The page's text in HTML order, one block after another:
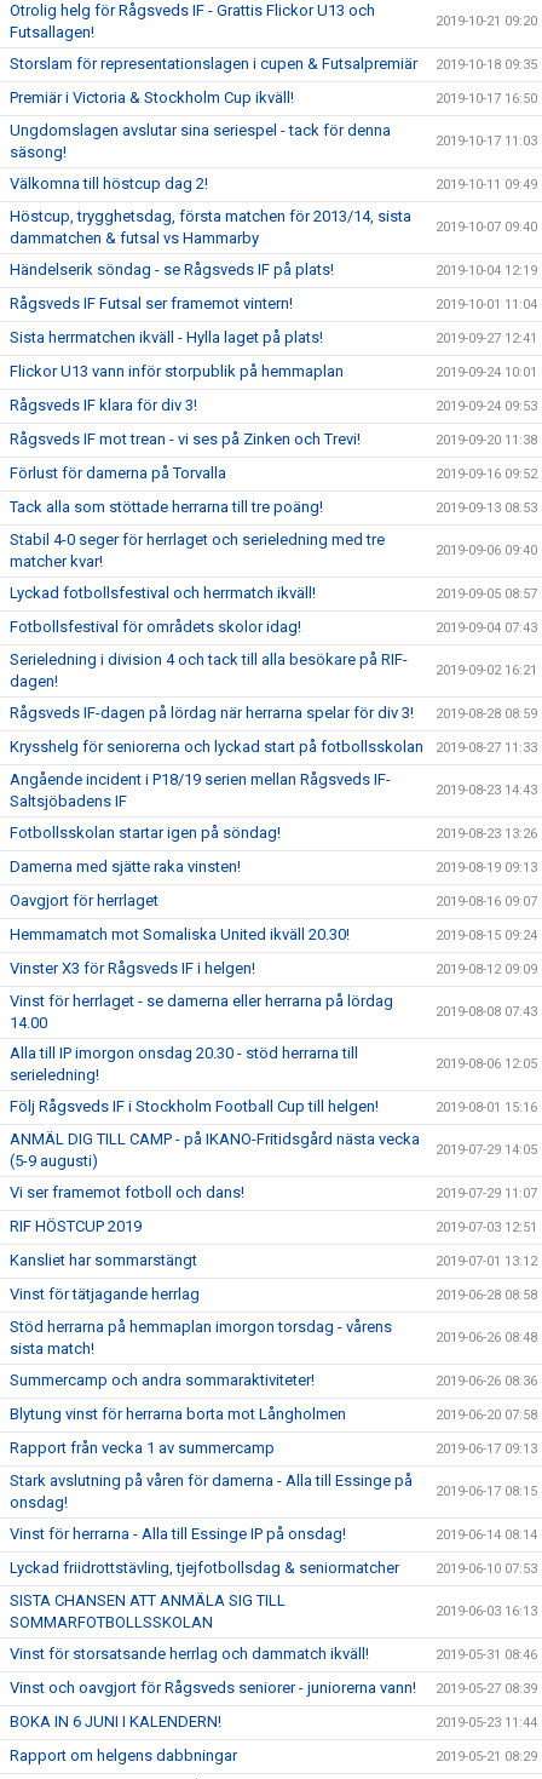
Otrolig helg för Rågsveds IF - Grattis Flickor U13 och
Futsallagen!
2019-10-21 09:20
Storslam för representationslagen i cupen & Futsalpremiär 2019-10-18 09:35
Premiär i Victoria & Stockholm Cup ikväll! 2019-10-17 16:50
Ungdomslagen avslutar sina seriespel - tack för denna
säsong!
2019-10-17 11:03
Välkomna till höstcup dag 2! 2019-10-11 09:49
Höstcup, trygghetsdag, första matchen för 2013/14, sista
dammatchen & futsal vs Hammarby
2019-10-07 09:40
Händelserik söndag - se Rågsveds IF på plats! 2019-10-04 12:19
Rågsveds IF Futsal ser framemot vintern! 2019-10-01 11:04
Sista herrmatchen ikväll - Hylla laget på plats! 2019-09-27 12:41
Flickor U13 vann inför storpublik på hemmaplan 2019-09-24 10:01
Rågsveds IF klara för div 3! 2019-09-24 09:53
Rågsveds IF mot trean - vi ses på Zinken och Trevi! 2019-09-20 11:38
Förlust för damerna på Torvalla 2019-09-16 09:52
Tack alla som stöttade herrarna till tre poäng! 2019-09-13 08:53
Stabil 4-0 seger för herrlaget och serieledning med tre
matcher kvar!
2019-09-06 09:40
Lyckad fotbollsfestival och herrmatch ikväll! 2019-09-05 08:57
Fotbollsfestival för områdets skolor idag! 2019-09-04 07:43
Serieledning i division 4 och tack till alla besökare på RIF-
dagen!
2019-09-02 16:21
Rågsveds IF-dagen på lördag när herrarna spelar för div 3! 2019-08-28 08:59
Krysshelg för seniorerna och lyckad start på fotbollsskolan 2019-08-27 11:33
Angående incident i P18/19 serien mellan Rågsveds IF-
Saltsjöbadens IF
2019-08-23 14:43
Fotbollsskolan startar igen på söndag! 2019-08-23 13:26
Damerna med sjätte raka vinsten! 2019-08-19 09:13
Oavgjort för herrlaget 2019-08-16 09:07
Hemmamatch mot Somaliska United ikväll 20.30! 2019-08-15 09:24
Vinster X3 för Rågsveds IF i helgen! 2019-08-12 09:09
Vinst för herrlaget - se damerna eller herrarna på lördag
14.00
2019-08-08 07:43
Alla till IP imorgon onsdag 20.30 - stöd herrarna till
serieledning!
2019-08-06 12:05
Följ Rågsveds IF i Stockholm Football Cup till helgen! 2019-08-01 15:16
ANMÄL DIG TILL CAMP - på IKANO-Fritidsgård nästa vecka
(5-9 augusti)
2019-07-29 14:05
Vi ser framemot fotboll och dans! 2019-07-29 11:07
RIF HÖSTCUP 2019 2019-07-03 12:51
Kansliet har sommarstängt 2019-07-01 13:12
Vinst för tätjagande herrlag 2019-06-28 08:58
Stöd herrarna på hemmaplan imorgon torsdag - vårens
sista match!
2019-06-26 08:48
Summercamp och andra sommaraktiviteter! 2019-06-26 08:36
Blytung vinst för herrarna borta mot Långholmen 2019-06-20 07:58
Rapport från vecka 1 av summercamp 2019-06-17 09:13
Stark avslutning på våren för damerna - Alla till Essinge på
onsdag!
2019-06-17 08:15
Vinst för herrarna - Alla till Essinge IP på onsdag! 2019-06-14 08:14
Lyckad friidrottstävling, tjejfotbollsdag & seniormatcher 2019-06-10 07:53
SISTA CHANSEN ATT ANMÄLA SIG TILL
SOMMARFOTBOLLSSKOLAN
2019-06-03 16:13
Vinst för storsatsande herrlag och dammatch ikväll! 2019-05-31 08:46
Vinst och oavgjort för Rågsveds seniorer - juniorerna vann! 2019-05-27 08:39
BOKA IN 6 JUNI I KALENDERN! 2019-05-23 11:44
Rapport om helgens dabbningar 2019-05-21 08:29